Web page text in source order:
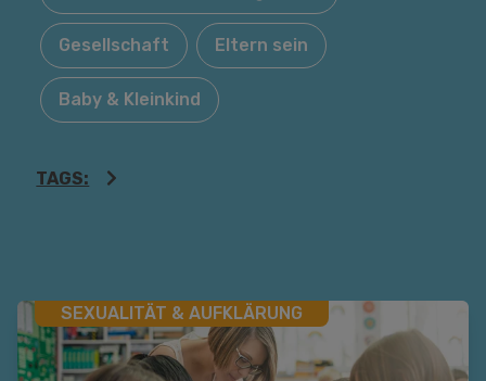
Gesellschaft Eltern sein
Baby & Kleinkind
TAGS:
SEXUALITÄT & AUFKLÄRUNG